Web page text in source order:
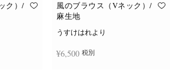
ク）/
風のブラウス（Vネック）/
麻生地
うすけはれより
¥6,500 税別